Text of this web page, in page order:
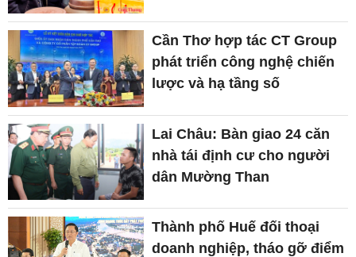
Cần Thơ hợp tác CT Group
phát triển công nghệ chiến
lược và hạ tầng số
Lai Châu: Bàn giao 24 căn
nhà tái định cư cho người
dân Mường Than
Thành phố Huế đối thoại
doanh nghiệp, tháo gỡ điểm